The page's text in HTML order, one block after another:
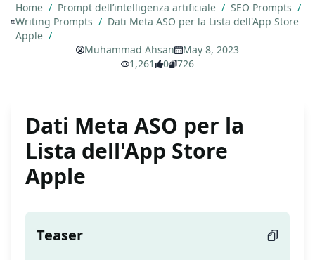
Home / Prompt dell’intelligenza artificiale / SEO Prompts /
Writing Prompts / Dati Meta ASO per la Lista dell'App Store
Apple /
Muhammad Ahsan
May 8, 2023
1,261
0 726
Dati Meta ASO per la
Lista dell'App Store
Apple
Teaser